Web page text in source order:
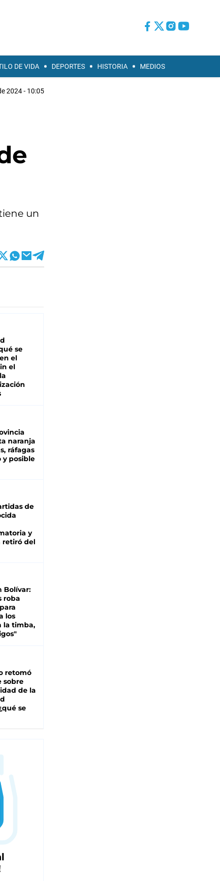
DE VIDA DEPORTES HISTORIA MEDIOS
2024 - 10:05
un
se
el
el
naranja
ráfagas
y posible
de
y
retiró del
Bolívar:
roba
los
la timba,
retomó
sobre
de la
se